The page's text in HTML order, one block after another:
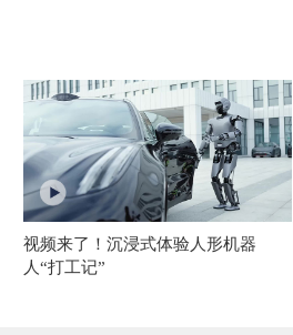
视频来了！沉浸式体验人形机器
人“打工记”